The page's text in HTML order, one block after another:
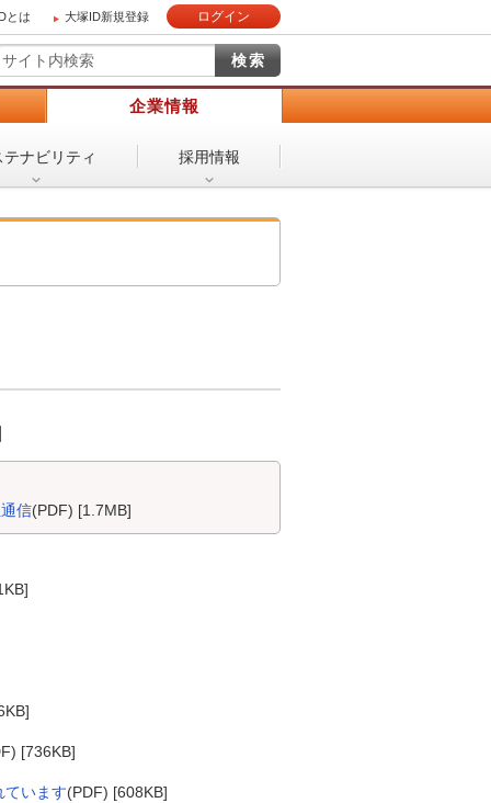
とは 大塚ID新規登録 ログイン
企業情報
テナビリティ 採用情報
信(PDF) [1.7MB]
[736KB]
ています(PDF) [608KB]